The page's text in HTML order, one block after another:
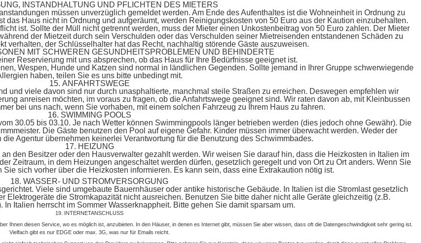
INSTANDHALTUNG UND PFLICHTEN DES MIETERS
müssen unverzüglich gemeldet werden. Am Ende des Aufenthaltes ist die Wohneinheit in Ordnung zu
das Haus nicht in Ordnung und aufgeräumt, werden Reinigungskosten von 50 Euro aus der Kaution einzubehalten.
ist. Sollte der Müll nicht getrennt werden, muss der Mieter einen Unkostenbeitrag von 50 Euro zahlen. Der Mieter
der Mietzeit durch sein Verschulden oder das Verschulden seiner Mietreisenden entstandenen Schäden zu
verhalten, der Schlüsselhalter hat das Recht, nachhaltig störende Gäste auszuweisen.
MIT SCHWEREN GESUNDHEITSPROBLEMEN UND BEHINDERTE
Reservierung mit uns absprechen, ob das Haus für Ihre Bedürfnisse geeignet ist.
Wespen, Hunde und Katzen sind normal in ländlichen Gegenden. Sollte jemand in Ihrer Gruppe schwerwiegende
haben, teilen Sie es uns bitte unbedingt mit.
15. ANFAHRTSWEGE
und viele davon sind nur durch unasphaltierte, manchmal steile Straßen zu erreichen. Deswegen empfehlen wir
anreisen möchten, im voraus zu fragen, ob die Anfahrtswege geeignet sind. Wir raten davon ab, mit Kleinbussen
bei uns nach, wenn Sie vorhaben, mit einem solchen Fahrzeug zu Ihrem Haus zu fahren.
16. SWIMMING POOLS
30.05 bis 03.10. Je nach Wetter können Swimmingpools länger betrieben werden (dies jedoch ohne Gewähr). Die
Die Gäste benutzen den Pool auf eigene Gefahr. Kinder müssen immer überwacht werden. Weder der
Agentur übernehmen keinerlei Verantwortung für die Benutzung des Schwimmbades.
17. HEIZUNG
den Besitzer oder den Hausverwalter gezahlt werden. Wir weisen Sie darauf hin, dass die Heizkosten in Italien im
Zeitraum, in dem Heizungen angeschaltet werden dürfen, gesetzlich geregelt und von Ort zu Ort anders. Wenn Sie
sich vorher über die Heizkosten informieren. Es kann sein, dass eine Extrakaution nötig ist.
18. WASSER- UND STROMVERSORGUNG
Viele sind umgebaute Bauernhäuser oder antike historische Gebäude. In Italien ist die Stromlast gesetzlich
Elektrogeräte die Stromkapazität nicht ausreichen. Benutzen Sie bitte daher nicht alle Geräte gleichzeitig (z.B.
In Italien herrscht im Sommer Wasserknappheit. Bitte gehen Sie damit sparsam um.
19. INTERNETANSCHLUSS
Ihnen diesen Service, wo es möglich ist, anzubieten. In den Häuser, in denen es Internet gibt, müssen Sie aber wissen, dass oft die Datengeschwindigkeit sehr gering ist.
Vielfach gibt es nur EDGE oder max. 3G, was nur für Emails reicht.